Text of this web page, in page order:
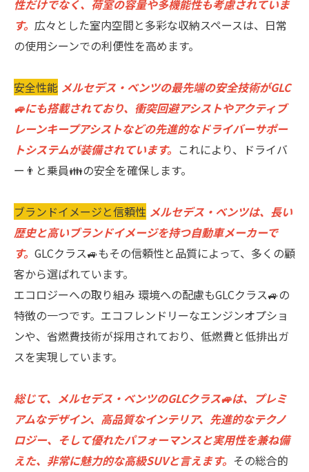
性だけでなく、荷室の容量や多機能性も考慮されていま
す。 広々とした室内空間と多彩な収納スペースは、日常
の使用シーンでの利便性を高めます。
安全性能 メルセデス・ベンツの最先端の安全技術がGLC
🚙にも搭載されており、衝突回避アシストやアクティブ
レーンキープアシストなどの先進的なドライバーサポー
トシステムが装備されています。 これにより、ドライバ
ー👨と乗員👪の安全を確保します。
ブランドイメージと信頼性 メルセデス・ベンツは、長い
歴史と高いブランドイメージを持つ自動車メーカーで
す。 GLCクラス🚙もその信頼性と品質によって、多くの顧
客から選ばれています。
エコロジーへの取り組み 環境への配慮もGLCクラス🚙の
特徴の一つです。エコフレンドリーなエンジンオプショ
ンや、省燃費技術が採用されており、低燃費と低排出ガ
スを実現しています。
総じて、メルセデス・ベンツのGLCクラス🚙は、プレミ
アムなデザイン、高品質なインテリア、先進的なテクノ
ロジー、そして優れたパフォーマンスと実用性を兼ね備
えた、非常に魅力的な高級SUVと言えます。 その総合的